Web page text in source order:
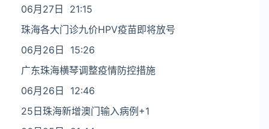
06月27日 21:15
珠海各大门诊九价HPV疫苗即将放号
06月26日 15:26
广东珠海横琴调整疫情防控措施
06月26日 12:46
25日珠海新增澳门输入病例+1